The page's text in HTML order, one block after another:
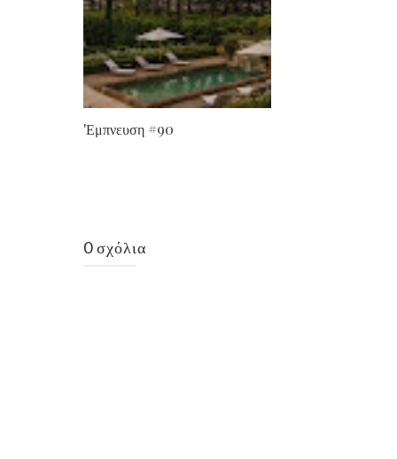
'Εμπνευση #90
0 σχόλια